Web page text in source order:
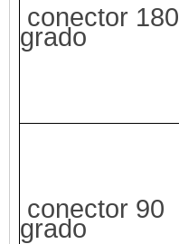
conector 180
grado
conector 90
grado